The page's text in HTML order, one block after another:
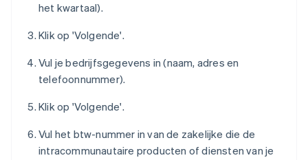
het kwartaal).
Klik op 'Volgende'.
Vul je bedrijfsgegevens in (naam, adres en
telefoonnummer).
Klik op 'Volgende'.
Vul het btw-nummer in van de zakelijke die de
intracommunautaire producten of diensten van je